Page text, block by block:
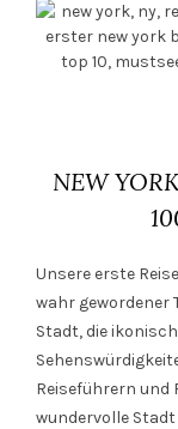
NEW
Unsere erste
wahr gewordener
Stadt, die
Reiseführern und
wundervolle Stadt